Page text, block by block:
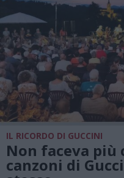
IL RICORDO DI GUCCINI
Non faceva più
canzoni di